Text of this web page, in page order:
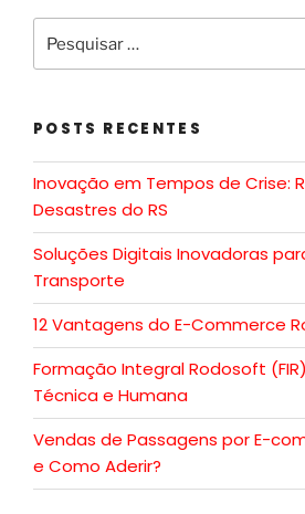
POSTS RECENTES
Inovação em Tempos de Crise:
Desastres do RS
Soluções Digitais Inovadoras
Transporte
12 Vantagens do E-Commerce
Formação Integral Rodosoft
Técnica e Humana
Vendas de Passagens por E-
e Como Aderir?